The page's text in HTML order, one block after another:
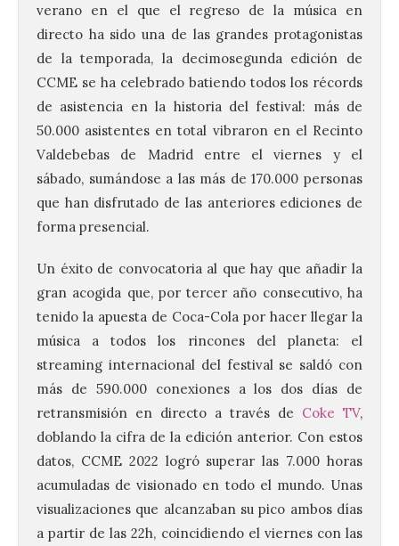
verano en el que el regreso de la música en
directo ha sido una de las grandes protagonistas
de la temporada, la decimosegunda edición de
CCME se ha celebrado batiendo todos los récords
de asistencia en la historia del festival: más de
50.000 asistentes en total vibraron en el Recinto
Valdebebas de Madrid entre el viernes y el
sábado, sumándose a las más de 170.000 personas
que han disfrutado de las anteriores ediciones de
forma presencial.
Un éxito de convocatoria al que hay que añadir la
gran acogida que, por tercer año consecutivo, ha
tenido la apuesta de Coca-Cola por hacer llegar la
música a todos los rincones del planeta: el
streaming internacional del festival se saldó con
más de 590.000 conexiones a los dos días de
retransmisión en directo a través de Coke TV,
doblando la cifra de la edición anterior. Con estos
datos, CCME 2022 logró superar las 7.000 horas
acumuladas de visionado en todo el mundo. Unas
visualizaciones que alcanzaban su pico ambos días
a partir de las 22h, coincidiendo el viernes con las